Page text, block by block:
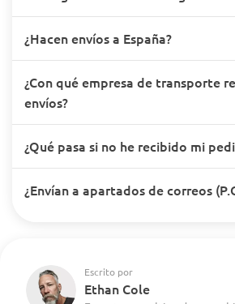
¿Hacen envíos a España?
¿Con qué empresa de transporte
envíos?
¿Qué pasa si no he recibido mi
¿Envían a apartados de correos
Escrito por
Ethan Cole